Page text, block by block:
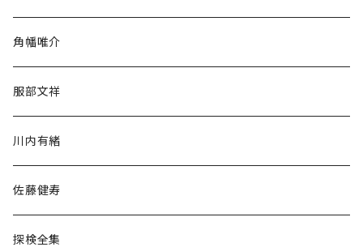
民族・風習
角幡唯介
服部文祥
川内有緒
佐藤健寿
探検全集